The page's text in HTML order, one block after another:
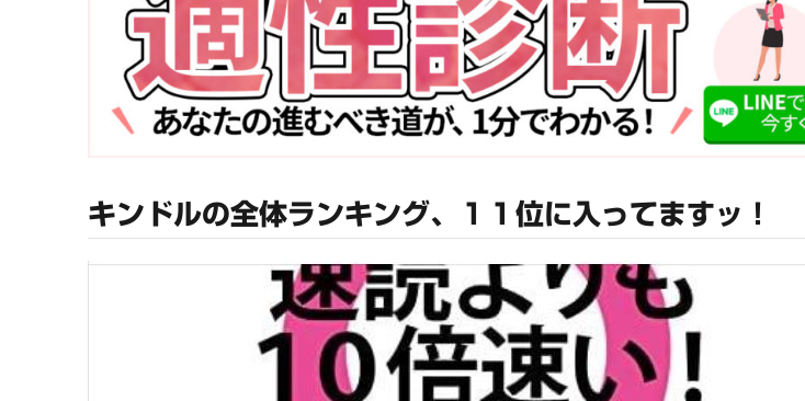
キンドルの全体ランキング、１１位に入ってますッ！